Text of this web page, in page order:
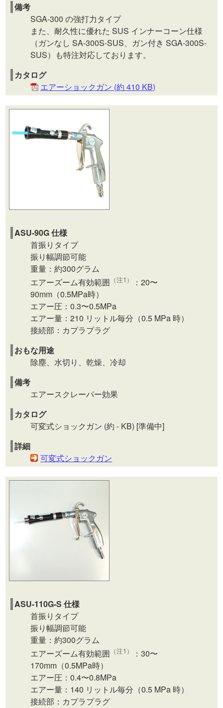
備考
SGA-300 の強打力タイプ
また、耐久性に優れた SUS インナーコーン仕様
（ガンなし SA-300S-SUS、ガン付き SGA-300S-
SUS）も特注対応しております。
カタログ
エアーショックガン (約 410 KB)
ASU-90G 仕様
首振りタイプ
振り幅調節可能
重量：約300グラム
エアーズーム有効範囲 （注1）
：20〜
90mm（0.5MPa時）
エアー圧：0.3〜0.5MPa
エアー量：210 リットル毎分（0.5 MPa 時）
接続部：カプラプラグ
おもな用途
除塵、水切り、乾燥、冷却
備考
エアースクレーパー効果
カタログ
可変式ショックガン (約 - KB) [準備中]
詳細
可変式ショックガン
ASU-110G-S 仕様
首振りタイプ
振り幅調節可能
重量：約300グラム
エアーズーム有効範囲 （注1）
：30〜
170mm（0.5MPa時）
エアー圧：0.4〜0.8MPa
エアー量：140 リットル毎分（0.5 MPa 時）
接続部：カプラプラグ